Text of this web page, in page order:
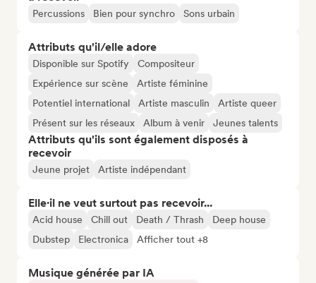
Percussions Bien pour synchro Sons urbain
Attributs qu'il/elle adore
Disponible sur Spotify
Compositeur
Expérience sur scène
Artiste féminine
Potentiel international
Artiste masculin
Artiste queer
Présent sur les réseaux
Album à venir Jeunes talents
Attributs qu'ils sont également disposés à
recevoir
Jeune projet Artiste indépendant
Elle·il ne veut surtout pas recevoir...
Acid house Chill out Death / Thrash
Deep house
Dubstep
Electronica Afficher tout +8
Musique générée par IA